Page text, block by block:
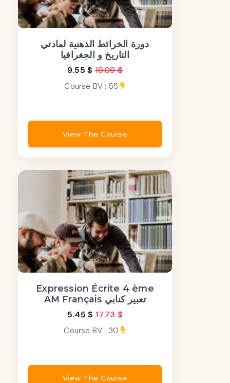
دورة الخرائط الذهنية لمادتي
التاريخ و الجغرافيا
9.55 $ 19.09 $
Course BV : 55
View The Course
Expression Écrite 4 ème
AM Français تعبير كنابي
5.45 $ 17.73 $
Course BV : 30
View The Course